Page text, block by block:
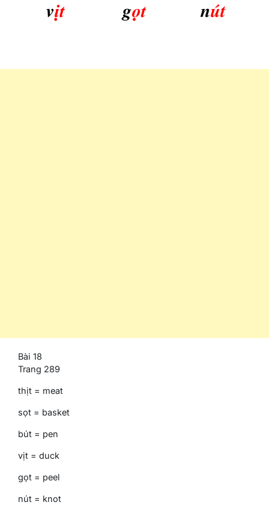
Bài 18
Trang 289
thịt = meat
sọt = basket
bút = pen
vịt = duck
gọt = peel
nút = knot